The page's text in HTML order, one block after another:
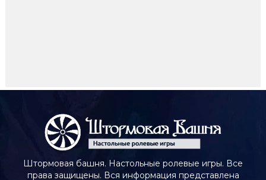
Штормовая башня. Настольные ролевые игры. Все
права защищены. Вся информация представлена